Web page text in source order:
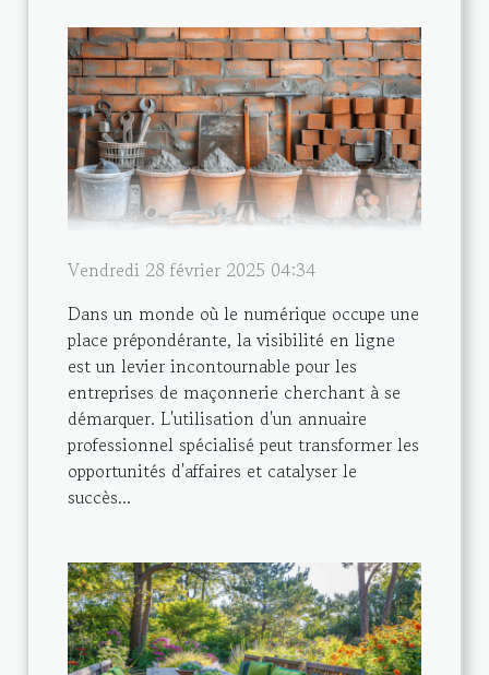
Vendredi 28 février 2025 04:34
Dans un monde où le numérique occupe une
place prépondérante, la visibilité en ligne
est un levier incontournable pour les
entreprises de maçonnerie cherchant à se
démarquer. L'utilisation d'un annuaire
professionnel spécialisé peut transformer les
opportunités d'affaires et catalyser le
succès...